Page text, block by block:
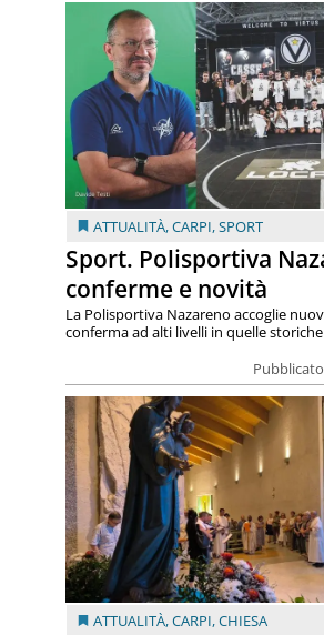
ATTUALITÀ,CARPI,SPORT
Sport. Polisportiva
conferme e novità
La Polisportiva Nazareno accoglie
conferma ad alti livelli in quelle storiche
ATTUALITÀ,CARPI,CHIESA